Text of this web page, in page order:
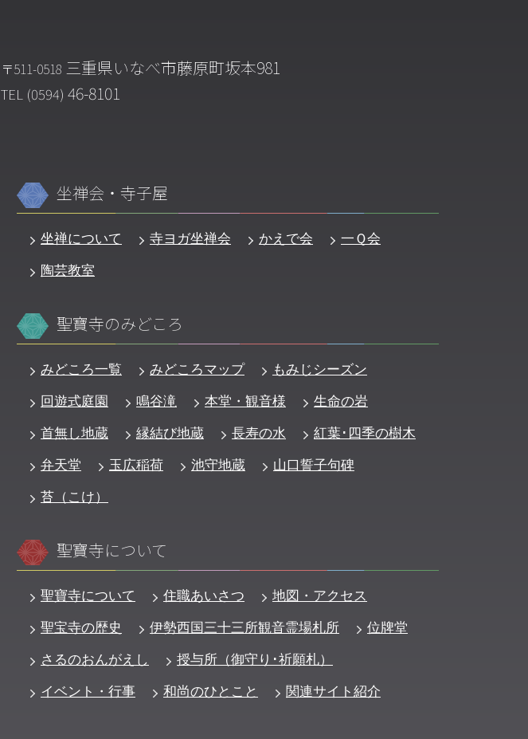
〒511-0518 三重県いなべ市藤原町坂本981
TEL (0594) 46-8101
坐禅会・寺子屋
坐禅について 寺ヨガ坐禅会 かえで会
一Ｑ会
陶芸教室
聖寶寺のみどころ
みどころ一覧 みどころマップ
もみじシーズン
回遊式庭園
鳴谷滝 本堂・観音様
生命の岩
首無し地蔵
縁結び地蔵 長寿の水
紅葉･四季の樹木
弁天堂
玉広稲荷 池守地蔵
山口誓子句碑
苔（こけ）
聖寶寺について
聖寶寺について 住職あいさつ
地図・アクセス
聖宝寺の歴史
伊勢西国三十三所観音霊場札所
位牌堂
さるのおんがえし
授与所（御守り･祈願札）
イベント・行事
和尚のひとこと 関連サイト紹介